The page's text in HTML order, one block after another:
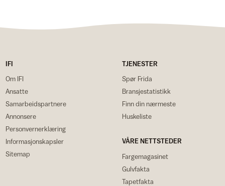
IFI
Om IFI
Ansatte
Samarbeidspartnere
Annonsere
Personvernerklæring
Informasjonskapsler
Sitemap
TJENESTER
Spør Frida
Bransjestatistikk
Finn din nærmeste
Huskeliste
VÅRE NETTSTEDER
Fargemagasinet
Gulvfakta
Tapetfakta